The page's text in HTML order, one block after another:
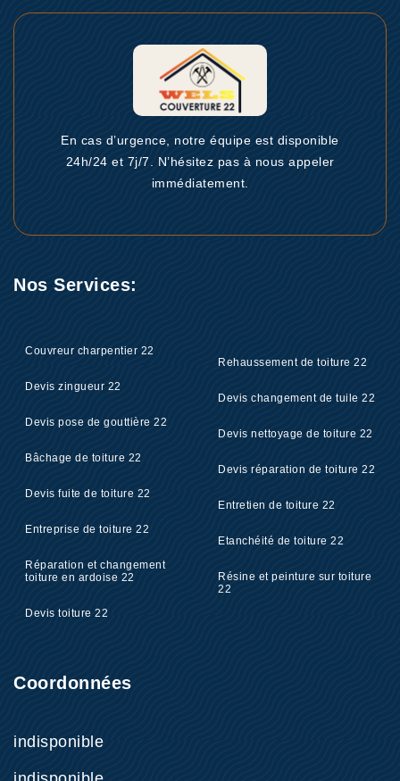
En cas d’urgence, notre équipe est disponible
24h/24 et 7j/7. N’hésitez pas à nous appeler
immédiatement.
Nos Services:
Couvreur charpentier 22
Devis zingueur 22
Devis pose de gouttière 22
Bâchage de toiture 22
Devis fuite de toiture 22
Entreprise de toiture 22
Réparation et changement
toiture en ardoise 22
Devis toiture 22
Rehaussement de toiture 22
Devis changement de tuile 22
Devis nettoyage de toiture 22
Devis réparation de toiture 22
Entretien de toiture 22
Etanchéité de toiture 22
Résine et peinture sur toiture
22
Coordonnées
indisponible